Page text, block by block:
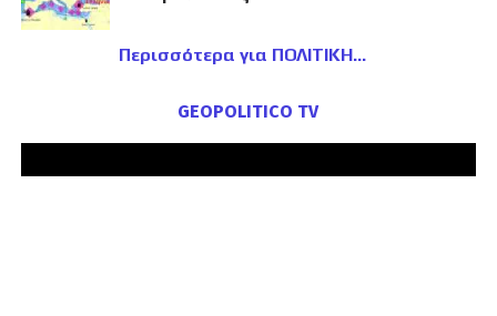
Περισσότερα για ΠΟΛΙΤΙΚΗ
GEOPOLITICO TV